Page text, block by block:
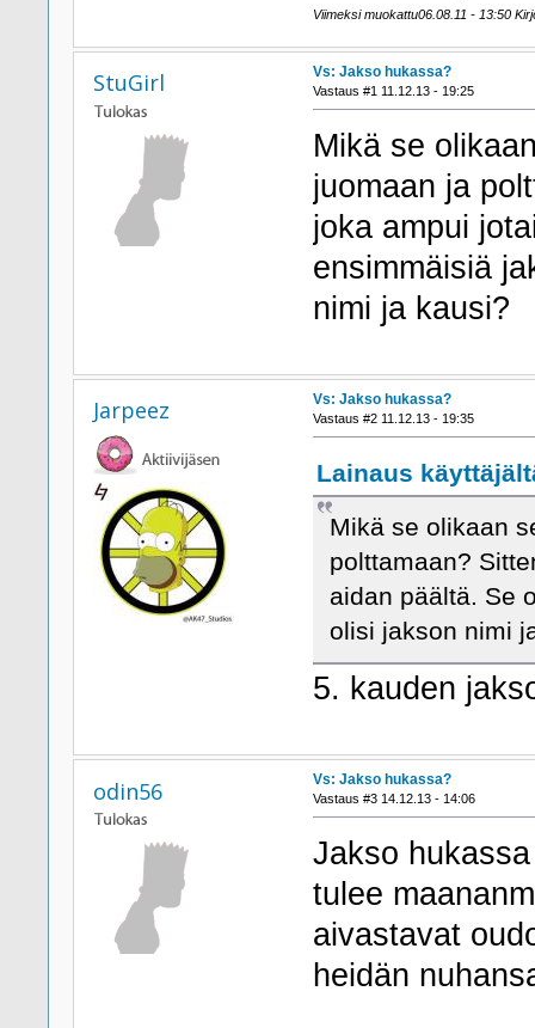
Viimeksi muokattu06.08.11 - 13:50
StuGirl Vs: Jakso hukassa?
Vastaus #1 11.12.13 - 19:25
Mikä se
juomaan ja
joka ampui
ensimmäisiä
nimi ja kausi?
Jarpeez Vs: Jakso hukassa?
Vastaus #2 11.12.13 - 19:35
Lainaus
Mikä se olikaan
polttamaan?
aidan päältä. Se
olisi jakson nimi
5. kauden
odin56 Vs: Jakso hukassa?
Vastaus #3 14.12.13 - 14:06
Jakso
tulee
aivastavat
heidän